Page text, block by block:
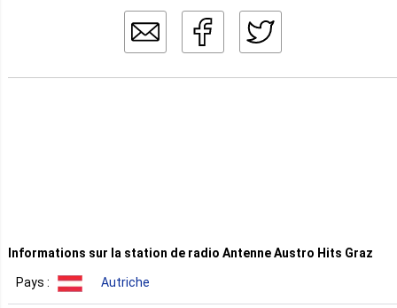
Informations sur la station de radio Antenne Austro Hits Graz
Pays : Autriche